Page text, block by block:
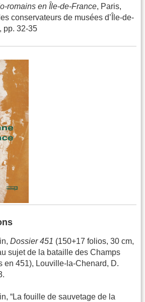
romains en Île-de-France, Paris,
conservateurs de musées d’Île-de-
pp. 32-35
Dossier 451 (150+17 folios, 30 cm,
sujet de la bataille des Champs
en 451), Louville-la-Chenard, D.
“La fouille de sauvetage de la